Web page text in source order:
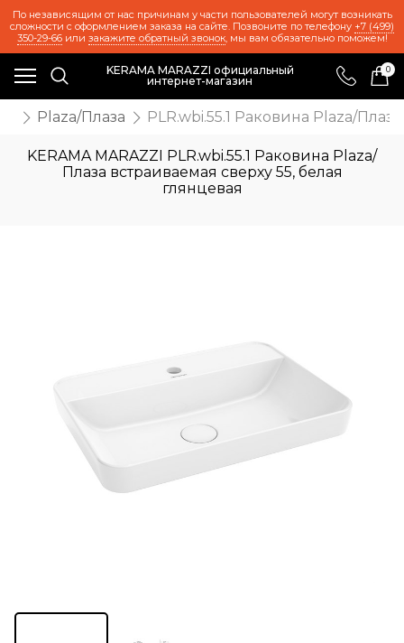
По независящим от нас причинам у части пользователей могут возникать
сложности с оформлением заказа на сайте. Позвоните по телефону +7 (499)
350-29-66или закажите обратный звонок, мы вам обязательно поможем!
KERAMA MARAZZI официальный
интернет-магазин
0
Plaza/Плаза PLR.wbi.55.1 Раковина Plaza/
KERAMA MARAZZI PLR.wbi.55.1 Раковина Plaza/
Плаза встраиваемая сверху 55, белая
глянцевая